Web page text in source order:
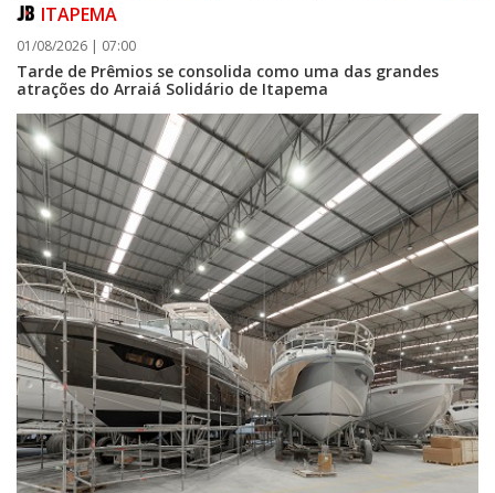
06/08/2026 | 07:00
Camboriú: exposição de arte transforma o Paço Municipal em um espaço
de cultura
ITAPEMA
01/08/2026 | 07:00
Tarde de Prêmios se consolida como uma das grandes
atrações do Arraiá Solidário de Itapema